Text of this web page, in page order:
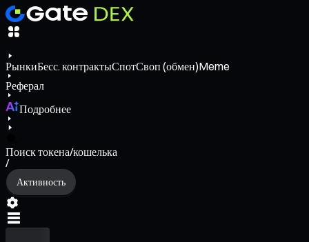
РынкиБесс. контрактыСпотСвоп (обмен)Meme
Реферал
Подробнее
Поиск токена/кошелька
/
Активность